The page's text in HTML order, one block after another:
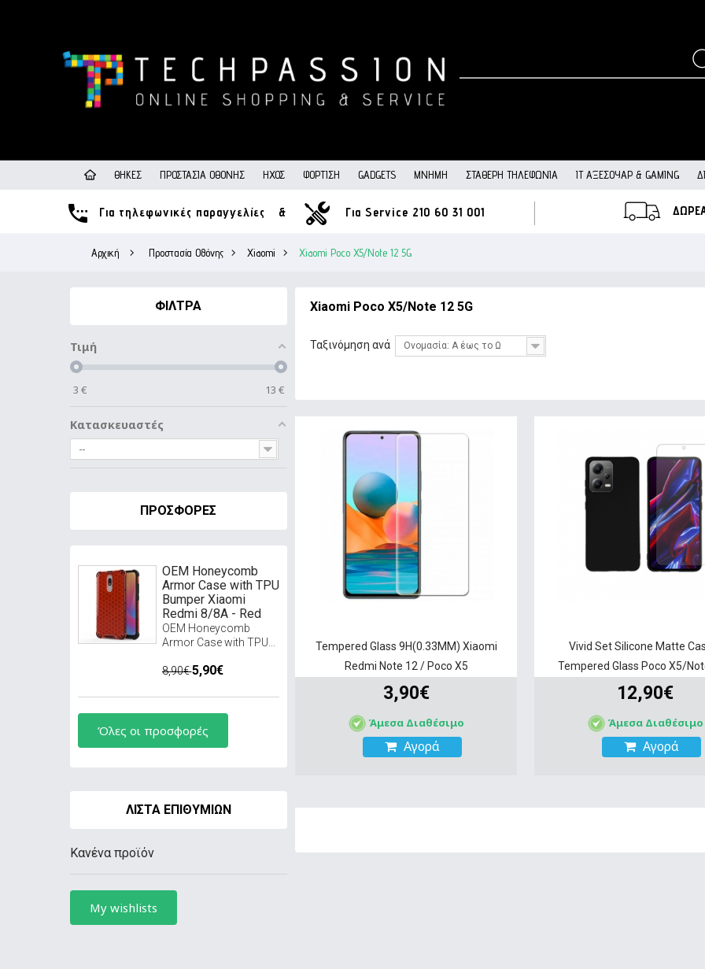
ΘΉΚΕΣ ΠΡΟΣΤΑΣΊΑ ΟΘΌΝΗΣ ΉΧΟΣ ΦΌΡΤΙΣΗ GADGETS ΜΝΉΜΗ ΣΤΑΘΕΡΉ ΤΗΛΕΦΩΝΊΑ IT ΑΞΕΣΟΥΆΡ & GAMING
Για τηλεφωνικές παραγγελίες & Για Service 210 60 31 001
Αρχική > Προστασία Οθόνης > Xiaomi > Xiaomi Poco X5/Note 12 5G
ΦΊΛΤΡΑ
Τιμή
3 € 13 €
Κατασκευαστές
--
ΠΡΟΣΦΟΡΈΣ
OEM Honeycomb
Armor Case with TPU
Bumper Xiaomi
Redmi 8/8A - Red
OEM Honeycomb
Armor Case with TPU...
8,90€5,90€
Όλες οι προσφορές
ΛΊΣΤΑ ΕΠΙΘΥΜΙΏΝ
Κανένα προϊόν
My wishlists
Xiaomi Poco X5/Note 12 5G
Ταξινόμηση ανά Ονομασία: Α έως το Ω
Tempered Glass 9H(0.33MM) Xiaomi
Redmi Note 12 / Poco X5
3,90€
Άμεσα Διαθέσιμο
Αγορά
Vivid Set Silicone Matte
Tempered Glass Poco X5/
12,90€
Άμεσα Διαθέσιμο
Αγορά